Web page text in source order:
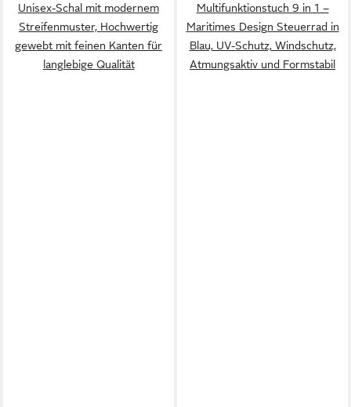
Unisex-Schal mit modernem
Streifenmuster, Hochwertig
gewebt mit feinen Kanten für
langlebige Qualität
Multifunktionstuch 9 in 1 –
Maritimes Design Steuerrad in
Blau, UV-Schutz, Windschutz,
Atmungsaktiv und Formstabil